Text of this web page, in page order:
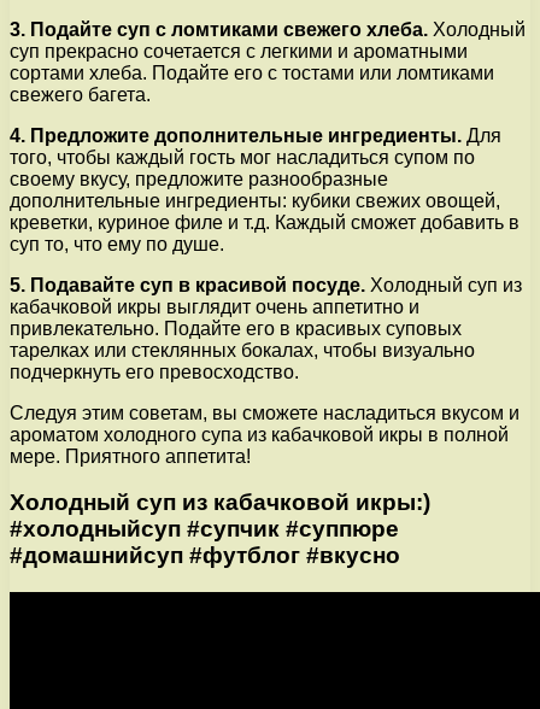
3. Подайте суп с ломтиками свежего хлеба. Холодный
суп прекрасно сочетается с легкими и ароматными
сортами хлеба. Подайте его с тостами или ломтиками
свежего багета.
4. Предложите дополнительные ингредиенты. Для
того, чтобы каждый гость мог насладиться супом по
своему вкусу, предложите разнообразные
дополнительные ингредиенты: кубики свежих овощей,
креветки, куриное филе и т.д. Каждый сможет добавить в
суп то, что ему по душе.
5. Подавайте суп в красивой посуде. Холодный суп из
кабачковой икры выглядит очень аппетитно и
привлекательно. Подайте его в красивых суповых
тарелках или стеклянных бокалах, чтобы визуально
подчеркнуть его превосходство.
Следуя этим советам, вы сможете насладиться вкусом и
ароматом холодного супа из кабачковой икры в полной
мере. Приятного аппетита!
Холодный суп из кабачковой икры:)
#холодныйсуп #супчик #суппюре
#домашнийсуп #футблог #вкусно